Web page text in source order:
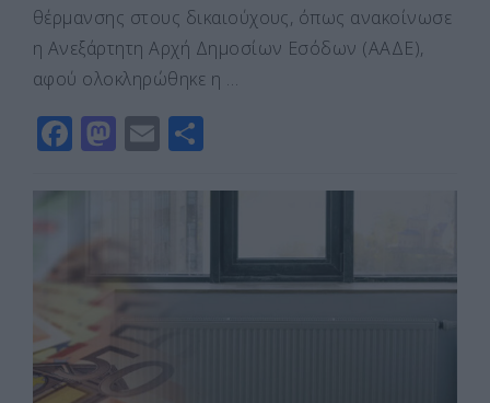
θέρμανσης στους δικαιούχους, όπως ανακοίνωσε
η Ανεξάρτητη Αρχή Δημοσίων Εσόδων (ΑΑΔΕ),
αφού ολοκληρώθηκε η …
F
c
e
b
o
o
k
M
d
n
E
ai ρ
σ
τε